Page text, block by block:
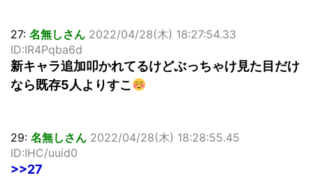
27: 名無しさん 2022/04/28(木) 18:27:54.33
ID:IR4Pqba6d
新キャラ追加叩かれてるけどぶっちゃけ見た目だけ
なら既存5人よりすこ
29: 名無しさん 2022/04/28(木) 18:28:55.45
ID:IHC/uuid0
>>27